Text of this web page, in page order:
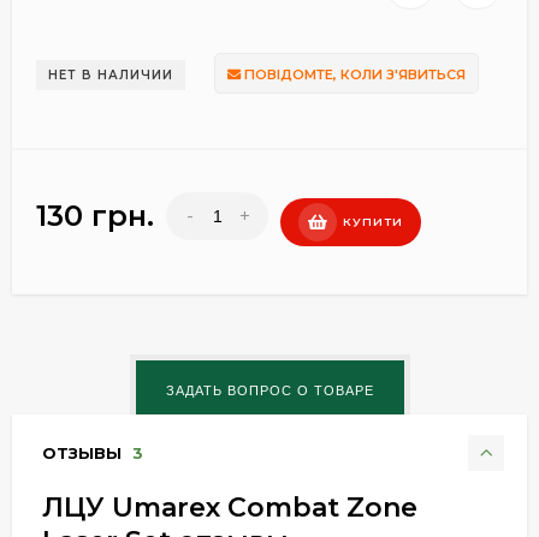
НЕТ В НАЛИЧИИ ПОВІДОМТЕ, КОЛИ З'ЯВИТЬСЯ
130 грн. - + КУПИТИ
ОТЗЫВЫ 3
ЛЦУ Umarex Combat Zone